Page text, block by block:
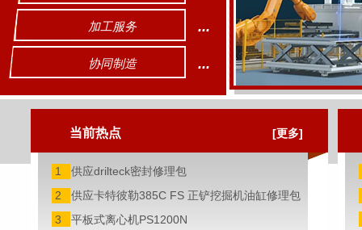
加工服务 ...
协同制造 ...
当前热点 [更多]
1 供应drilteck密封修理包
2 供应卡特彼勒385C FS 正铲挖掘机油缸修理包
3 平板式离心机PS1200N